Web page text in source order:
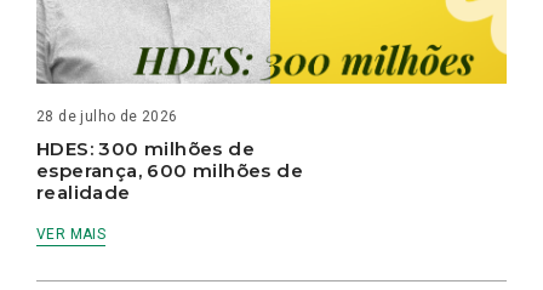
28 de julho de 2026
HDES: 300 milhões de
esperança, 600 milhões de
realidade
VER MAIS